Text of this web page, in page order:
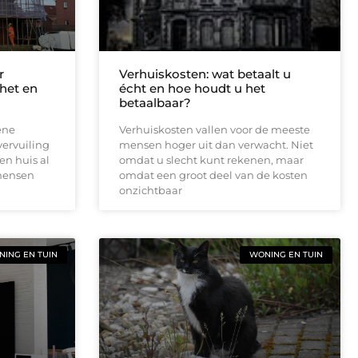
en
huis al
Verhuiskosten: wat betaalt u
écht en hoe houdt u het
betaalbaar?
Verhuiskosten vallen voor de meeste
mensen hoger uit dan verwacht. Niet
omdat u slecht kunt rekenen, maar
omdat een groot deel van de kosten
onzichtbaar
EN TUIN WONING EN TUIN